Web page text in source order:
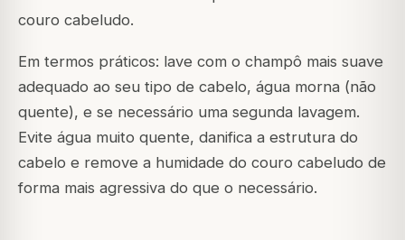
couro cabeludo.
Em termos práticos: lave com o champô mais suave
adequado ao seu tipo de cabelo, água morna (não
quente), e se necessário uma segunda lavagem.
Evite água muito quente, danifica a estrutura do
cabelo e remove a humidade do couro cabeludo de
forma mais agressiva do que o necessário.